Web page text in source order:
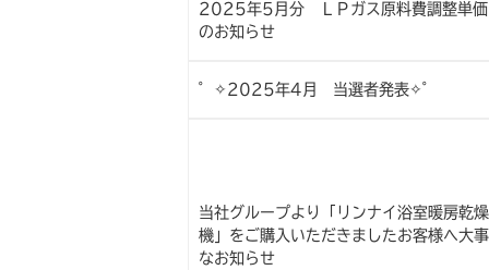
2025年5月分 ＬＰガス原料費調整単価
のお知らせ
゜✧2025年4月 当選者発表✧゜
当社グループより「リンナイ浴室暖房乾燥
機」をご購入いただきましたお客様へ大事
なお知らせ